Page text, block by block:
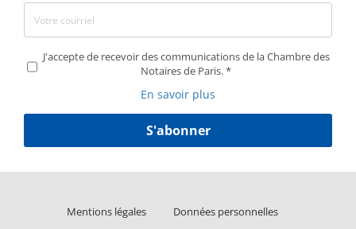
J'accepte de recevoir des communications de la Chambre des
Notaires de Paris.
En savoir plus
S'abonner
Mentions légales Données personnelles